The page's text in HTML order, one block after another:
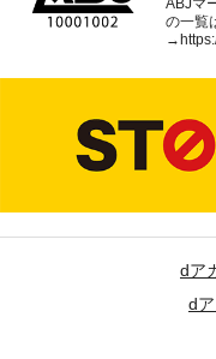
の一覧
→
dア
d